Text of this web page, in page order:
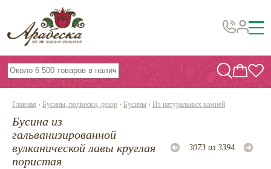
Бусины, подвески, декор
Бисер
Фурнитура
Проволока
Главная › Бусины, подвески, декор › Бусины › Из натуральных камней
Бусина из
гальванизированной
вулканической лавы круглая
пористая
3073 из 3394